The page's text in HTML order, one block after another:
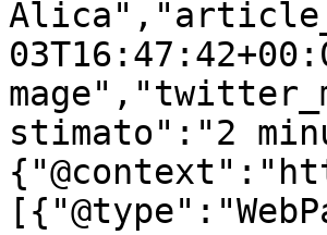
stimato":"2